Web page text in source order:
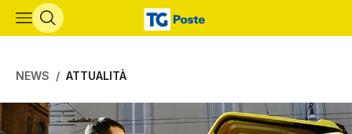
Vai al contenuto principale
NEWS ATTUALITÀ